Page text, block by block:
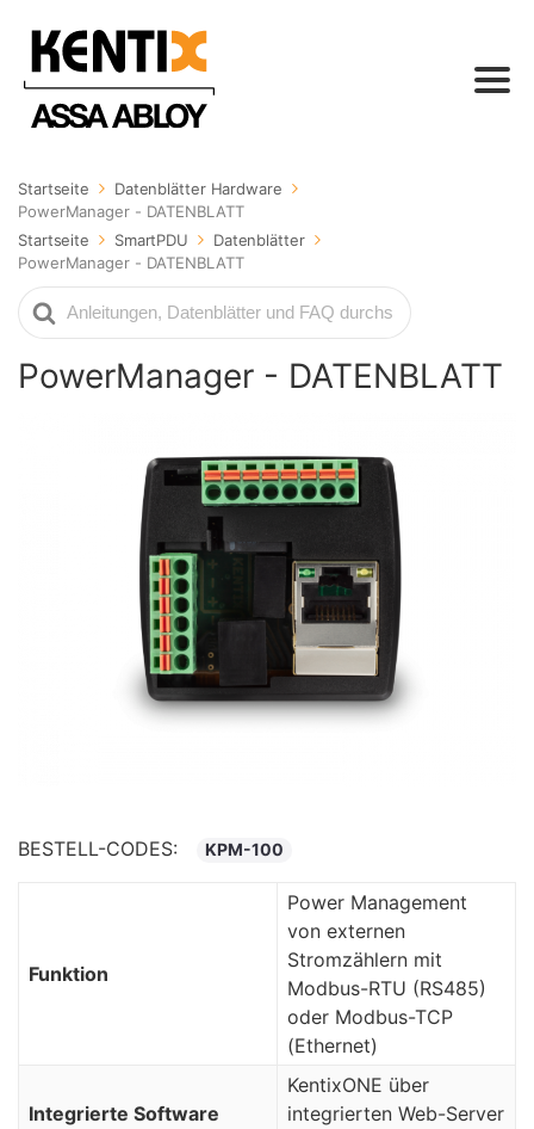
Startseite
Datenblätter Hardware
PowerManager - DATENBLATT
Startseite
SmartPDU
Datenblätter
PowerManager - DATENBLATT
Suche
nach
PowerManager - DATENBLATT
BESTELL-CODES: KPM-100
Funktion
Power Management
von externen
Stromzählern mit
Modbus-RTU (RS485)
oder Modbus-TCP
(Ethernet)
Integrierte Software
KentixONE über
integrierten Web-Server